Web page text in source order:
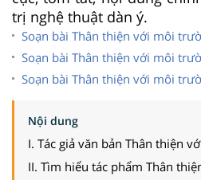
trị nghệ thuật dàn ý.
Soạn bài Thân thiện với môi
Soạn bài Thân thiện với môi
Soạn bài Thân thiện với môi
Nội dung
I. Tác giả văn bản Thân thiện
II. Tìm hiểu tác phẩm Thân